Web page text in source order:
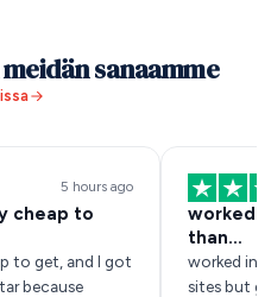
sanaamme
5 hours ago
cheap to
to get, and I got
because
worked
than…
worked
sites but